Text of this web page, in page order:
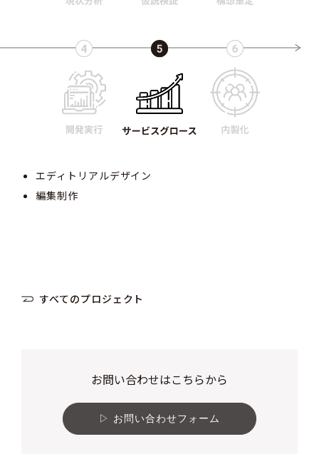
エディトリアルデザイン
編集制作
すべてのプロジェクト
お問い合わせはこちらから
お問い合わせフォーム